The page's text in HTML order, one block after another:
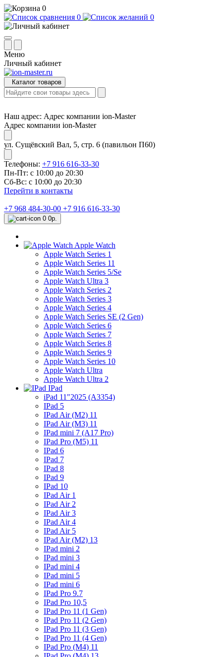
0
0
0
Меню
Личный кабинет
Каталог товаров
Наш адрес: Адрес компании ion-Master
Адрес компании ion-Master
ул. Сущёвский Вал, 5, стр. 6 (павильон П60)
Телефоны: +7 916 616-33-30
Пн-Пт: с 10:00 до 20:30
Сб-Вс: с 10:00 до 20:30
Перейти в контакты
+7 968 484-30-00 +7 916 616-33-30
0 0р.
Apple Watch
Apple Watch Series 1
Apple Watch Series 11
Apple Watch Series 5/Se
Apple Watch Ultra 3
Apple Watch Series 2
Apple Watch Series 3
Apple Watch Series 4
Apple Watch Series SE (2 Gen)
Apple Watch Series 6
Apple Watch Series 7
Apple Watch Series 8
Apple Watch Series 9
Apple Watch Series 10
Apple Watch Ultra
Apple Watch Ultra 2
IPad
iPad 11"2025 (A3354)
IPad 5
IPad Air (M2) 11
IPad Air (M3) 11
IPad mini 7 (A17 Pro)
IPad Pro (M5) 11
IPad 6
IPad 7
IPad 8
IPad 9
IPad 10
IPad Air 1
IPad Air 2
IPad Air 3
IPad Air 4
IPad Air 5
IPad Air (M2) 13
IPad mini 2
IPad mini 3
IPad mini 4
IPad mini 5
IPad mini 6
IPad Pro 9.7
IPad Pro 10,5
IPad Pro 11 (1 Gen)
IPad Pro 11 (2 Gen)
IPad Pro 11 (3 Gen)
IPad Pro 11 (4 Gen)
IPad Pro (M4) 11